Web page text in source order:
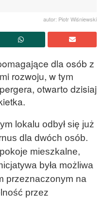
autor: Piotr Wiśniewski
dla osób z
rozwoju, w tym
otwarto dzisiaj
lokalu odbył się już
dla dwóch osób.
mieszkalne,
była możliwa
przeznaczonym na
przez